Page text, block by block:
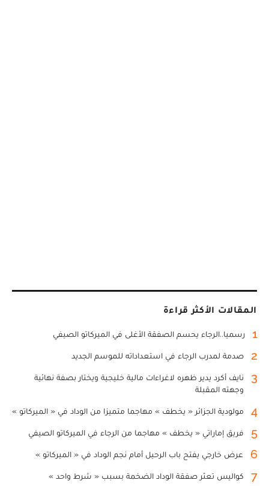
المقالات الأكثر قراءة
1 رسميا..الرجاء يحسم الصفقة الأغلى في الميركاتو الصيفي
2 صدمة لمدرب الرجاء في استعداداته للموسم الجديد
3
نايف أكرد يدير ظهره لاغراءات مالية خليجية ويختار بصفة نهائية
وجهته المقبلة
4 مولودية الجزائر « يخطف » مهاجما متميزا من الوداد في « الميركاتو »
5 فريق إماراتي « يخطف » مهاجما من الرجاء في الميركاتو الصيفي
6 عرض خارجي يفتح باب الرحيل أمام نجم الوداد في « الميركاتو »
7 كواليس تعثر صفقة الوداد الضخمة بسبب « شرط واحد »